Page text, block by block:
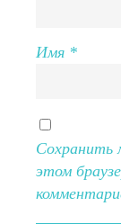
Имя *
Сохранить
этом